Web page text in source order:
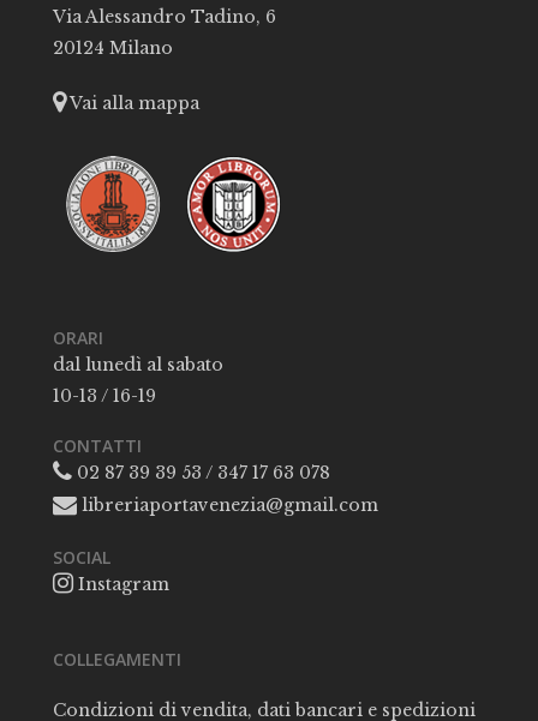
Via Alessandro Tadino, 6
20124 Milano
Vai alla mappa
ORARI
dal lunedì al sabato
10-13 / 16-19
CONTATTI
02 87 39 39 53 / 347 17 63 078
libreriaportavenezia@gmail.com
SOCIAL
Instagram
COLLEGAMENTI
Condizioni di vendita, dati bancari e spedizioni